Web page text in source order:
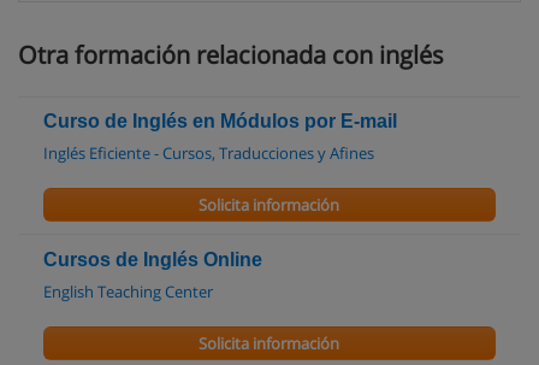
Otra formación relacionada con inglés
Curso de Inglés en Módulos por E-mail
Inglés Eficiente - Cursos, Traducciones y Afines
Solicita información
Cursos de Inglés Online
English Teaching Center
Solicita información